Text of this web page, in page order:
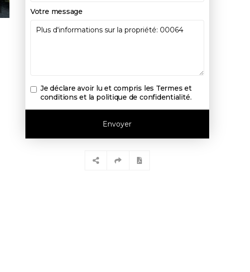
Votre message
Je déclare avoir lu et compris les Termes et
conditions et la politique de confidentialité.
Envoyer